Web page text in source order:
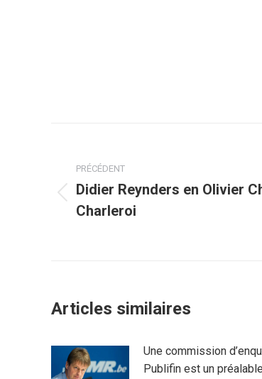
article
PRÉCÉDENT
précédent
Didier Reynders en Olivier
Charleroi
Articles similaires
Une commission
Publifin est un